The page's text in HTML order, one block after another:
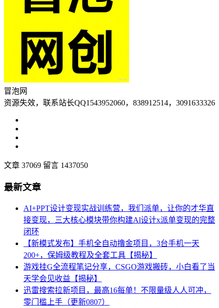
冒泡网
资源失效，联系站长QQ1543952060，838912514，3091633326
文章 37069 留言 1437050
最新文章
AI+PPT设计变现实战训练营，我们派单，让你的才华直
接变现，三大核心模块带你构建Al设计x派单变现的完整
闭环
【新模式发布】手机全自动撸金项目，3台手机一天
200+，保姆级教程及全套工具【揭秘】
游戏挂G全流程笔记分享，CSGO游戏搬砖，小白看了当
天学会见收益【揭秘】
迅雷搜索拉新项目，最高16每单！不限量级人人可冲，
零门槛上手（更新0807）